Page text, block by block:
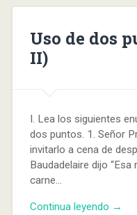
Uso de dos
II)
I. Lea los siguientes
dos puntos. 1. Señor
invitarlo a cena de
Baudadelaire dijo
carne…
Continua leyendo →